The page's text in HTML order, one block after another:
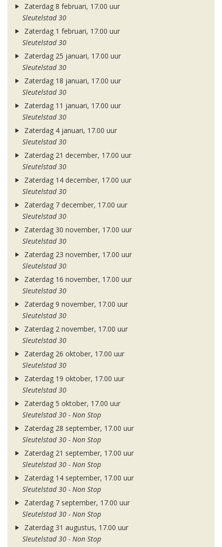
Zaterdag 8 februari, 17.00 uur
Sleutelstad 30
Zaterdag 1 februari, 17.00 uur
Sleutelstad 30
Zaterdag 25 januari, 17.00 uur
Sleutelstad 30
Zaterdag 18 januari, 17.00 uur
Sleutelstad 30
Zaterdag 11 januari, 17.00 uur
Sleutelstad 30
Zaterdag 4 januari, 17.00 uur
Sleutelstad 30
Zaterdag 21 december, 17.00 uur
Sleutelstad 30
Zaterdag 14 december, 17.00 uur
Sleutelstad 30
Zaterdag 7 december, 17.00 uur
Sleutelstad 30
Zaterdag 30 november, 17.00 uur
Sleutelstad 30
Zaterdag 23 november, 17.00 uur
Sleutelstad 30
Zaterdag 16 november, 17.00 uur
Sleutelstad 30
Zaterdag 9 november, 17.00 uur
Sleutelstad 30
Zaterdag 2 november, 17.00 uur
Sleutelstad 30
Zaterdag 26 oktober, 17.00 uur
Sleutelstad 30
Zaterdag 19 oktober, 17.00 uur
Sleutelstad 30
Zaterdag 5 oktober, 17.00 uur
Sleutelstad 30 - Non Stop
Zaterdag 28 september, 17.00 uur
Sleutelstad 30 - Non Stop
Zaterdag 21 september, 17.00 uur
Sleutelstad 30 - Non Stop
Zaterdag 14 september, 17.00 uur
Sleutelstad 30 - Non Stop
Zaterdag 7 september, 17.00 uur
Sleutelstad 30 - Non Stop
Zaterdag 31 augustus, 17.00 uur
Sleutelstad 30 - Non Stop